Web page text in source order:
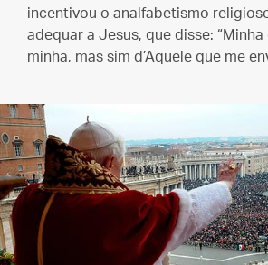
incentivou o analfabetismo
adequar a Jesus, que disse:
minha, mas sim d’Aquele que me